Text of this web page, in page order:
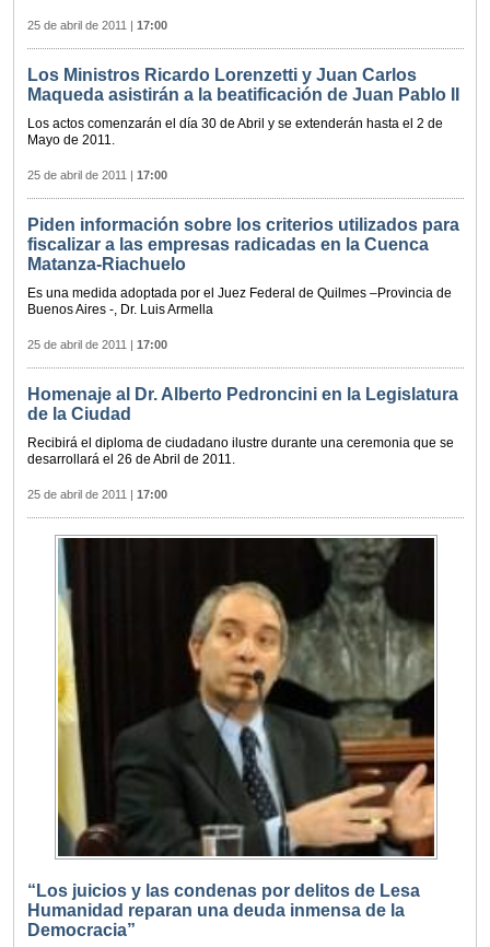
25 de abril de 2011 17:00
Los Ministros Ricardo Lorenzetti y Juan Carlos
Maqueda asistirán a la beatificación de Juan Pablo II
Los actos comenzarán el día 30 de Abril y se extenderán hasta el 2 de
Mayo de 2011.
25 de abril de 2011 17:00
Piden información sobre los criterios utilizados para
fiscalizar a las empresas radicadas en la Cuenca
Matanza-Riachuelo
Es una medida adoptada por el Juez Federal de Quilmes –Provincia de
Buenos Aires -, Dr. Luis Armella
25 de abril de 2011 17:00
Homenaje al Dr. Alberto Pedroncini en la Legislatura
de la Ciudad
Recibirá el diploma de ciudadano ilustre durante una ceremonia que se
desarrollará el 26 de Abril de 2011.
25 de abril de 2011 17:00
“Los juicios y las condenas por delitos de Lesa
Humanidad reparan una deuda inmensa de la
Democracia”